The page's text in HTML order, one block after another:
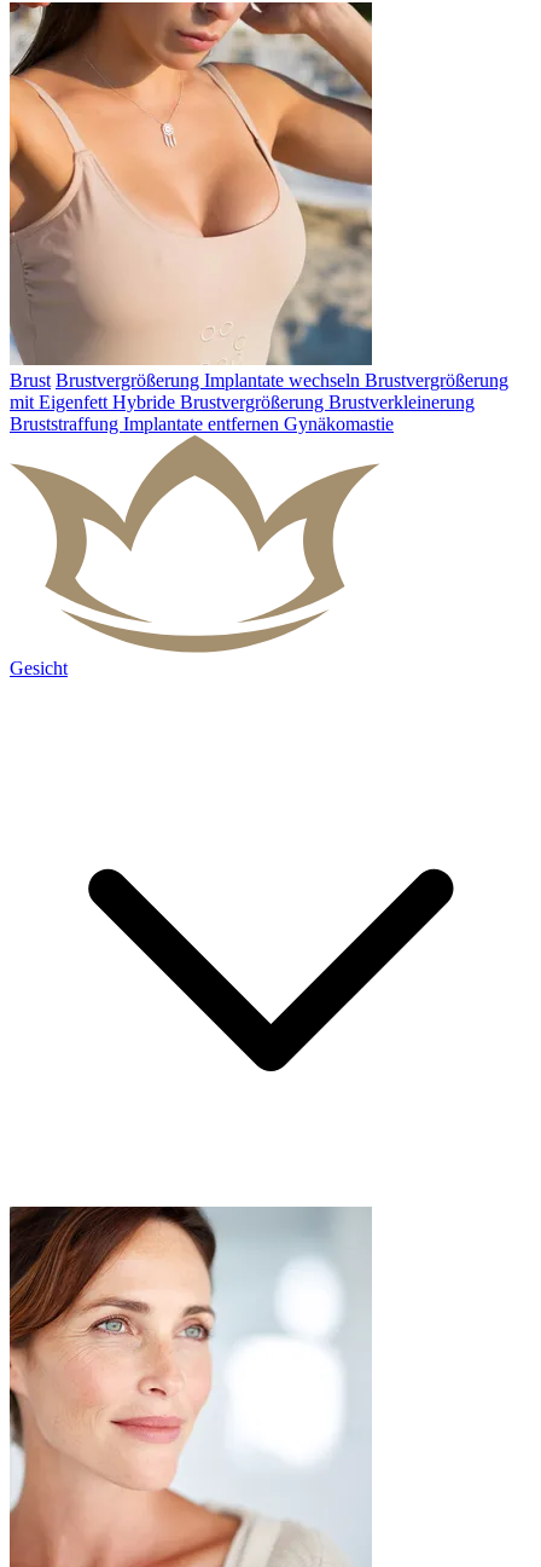
Brust Brustvergrößerung Implantate wechseln Brustvergrößerung
mit Eigenfett Hybride Brustvergrößerung Brustverkleinerung
Bruststraffung Implantate entfernen Gynäkomastie
Gesicht